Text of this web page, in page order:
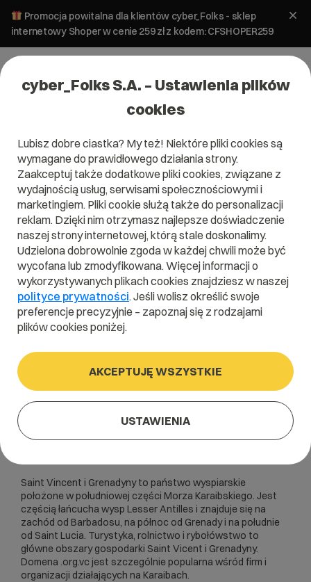
Promocja powitalna dla klientów cyber_Folks - sklep
internetowy Shoper w cenie 259 zł z kodem: CFSHOPER259
Domena .org.vc
Zarejestruj adres www z domeną Saint Vincent i Grenadyny
.org.vc
Szukaj
Saint Vincent i Grenadyny to państwo wyspiarskie
położone w południowej części Morza Karaibskiego. Jest
częścią łańcucha wysp Lesser Antilles i znajduje się na
zachód od Barbadosu, na północ od Grenady i na południe
od Saint Lucia. Turystyka, rolnictwo i rybołówstwo to
główne obszary gospodarki Saint Vicent i Grenadyny.
Domena .org.vc jest szczególnie popularna wśród firm i
organizacji działających na Karaibach.
cyber_Folks S.A. – Ustawienia plików
cookies
Lubisz dobre ciastka? My też! Niektóre pliki cookies są
wymagane do prawidłowego działania strony.
Zaakceptuj także dodatkowe pliki cookies, związane z
wydajnością usług, serwisami społecznościowymi i
marketingiem. Pliki cookie służą także do personalizacji
reklam. Dzięki nim otrzymasz najlepsze doświadczenie
naszej strony internetowej, którą stale doskonalimy.
Udzielona dobrowolnie zgoda w każdej chwili może być
wycofana lub zmodyfikowana. Więcej informacji o
wykorzystywanych plikach cookies znajdziesz w naszej
polityce prywatności. Jeśli wolisz określić swoje
preferencje precyzyjnie – zapoznaj się z rodzajami
plików cookies poniżej.
AKCEPTUJĘ WSZYSTKIE
USTAWIENIA